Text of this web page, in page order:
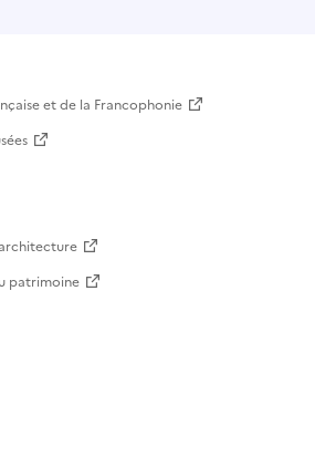
et de la Francophonie
patrimoine